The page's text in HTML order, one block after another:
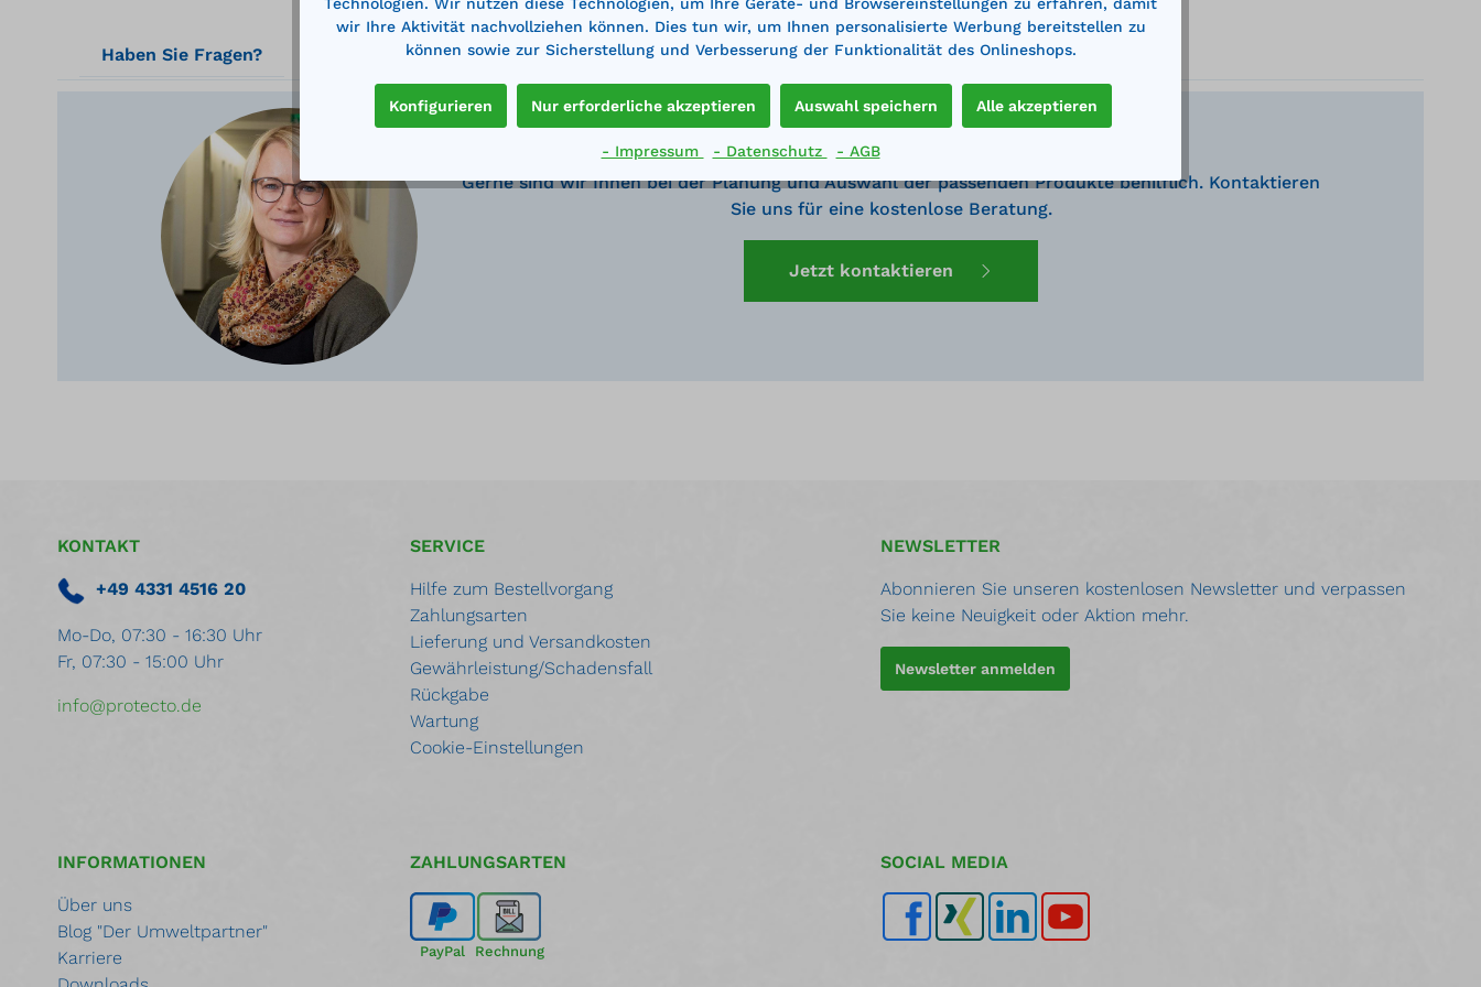
Haben Sie Fragen?
Gerne sind wir Ihnen bei der Planung und Auswahl der passenden Produkte behilflich. Kontaktieren
Sie uns für eine kostenlose Beratung.
Jetzt kontaktieren
KONTAKT
+49 4331 4516 20
Mo-Do, 07:30 - 16:30 Uhr
Fr, 07:30 - 15:00 Uhr
info@protecto.de
SERVICE
Hilfe zum Bestellvorgang
Zahlungsarten
Lieferung und Versandkosten
Gewährleistung/Schadensfall
Rückgabe
Wartung
Cookie-Einstellungen
NEWSLETTER
Abonnieren Sie unseren kostenlosen Newsletter und verpassen
Sie keine Neuigkeit oder Aktion mehr.
Newsletter anmelden
INFORMATIONEN
Über uns
Blog "Der Umweltpartner"
Karriere
ZAHLUNGSARTEN
PayPal Rechnung
SOCIAL MEDIA
Technologien. Wir nutzen diese Technologien, um Ihre Geräte- und Browsereinstellungen zu erfahren, damit
wir Ihre Aktivität nachvollziehen können. Dies tun wir, um Ihnen personalisierte Werbung bereitstellen zu
können sowie zur Sicherstellung und Verbesserung der Funktionalität des Onlineshops.
Konfigurieren Nur erforderliche akzeptieren Auswahl speichern Alle akzeptieren
- Impressum - Datenschutz - AGB